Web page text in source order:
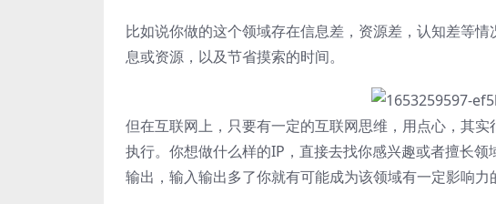
比如说你做的这个领域存在信息差，资源差，认知差等
息或资源，以及节省摸索的时间。
但在互联网上，只要有一定的互联网思维，用点心，其
执行。你想做什么样的IP，直接去找你感兴趣或者擅长
输出，输入输出多了你就有可能成为该领域有一定影响力